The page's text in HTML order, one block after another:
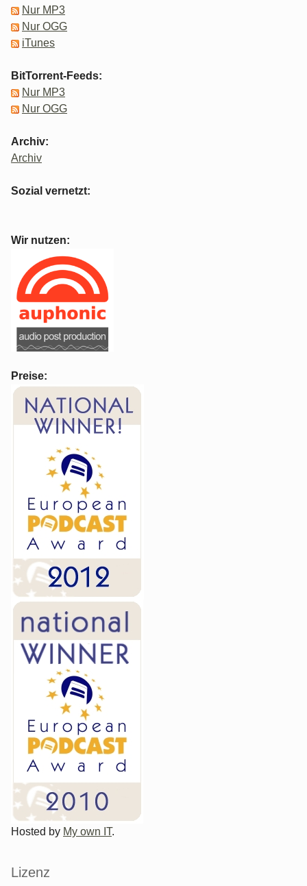
Nur MP3
Nur OGG
iTunes
BitTorrent-Feeds:
Nur MP3
Nur OGG
Archiv:
Archiv
Sozial vernetzt:
Wir nutzen:
Preise:
Hosted by My own IT.
Lizenz